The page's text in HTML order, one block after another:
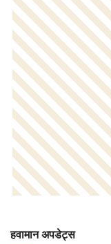
हवामान अपडेट्स